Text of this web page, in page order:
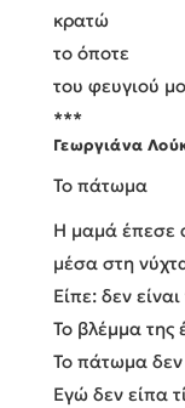
κρατώ
το όποτε
του φευγιού
***
Γεωργιάνα
Το πάτωμα
Η μαμά έπεσε
μέσα στη
Είπε: δεν
Το βλέμμα της
Το πάτωμα δεν
Εγώ δεν είπα